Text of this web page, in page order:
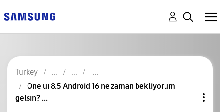
Turkey
One uı 8.5 Android 16 ne zaman bekliyorum
gelsın? ...